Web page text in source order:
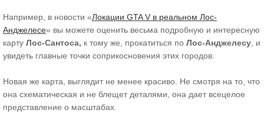
Например, в новости «Локации GTA V в реальном Лос-
Анджелесе» вы можете оценить весьма подробную и интересную
карту Лос-Сантоса, к тому же, прокатиться по Лос-Анджелесу , и
увидеть главные точки соприкосновения этих городов.
Новая же карта, выглядит не менее красиво. Не смотря на то, что
она схематическая и не блещет деталями, она дает всецелое
представление о масштабах.